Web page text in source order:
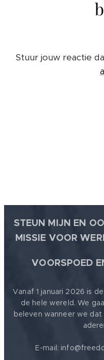
Stuur jouw reactie
STEUN MIJN EN
MISSIE VOOR
VOORSPOED
Vanaf 1 januari 2026 is
de hele wereld. We
beleven wanneer we
E-mail: